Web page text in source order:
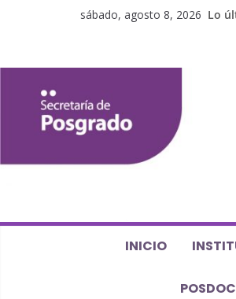
sábado, agosto 8, 2026 Lo
INICIO